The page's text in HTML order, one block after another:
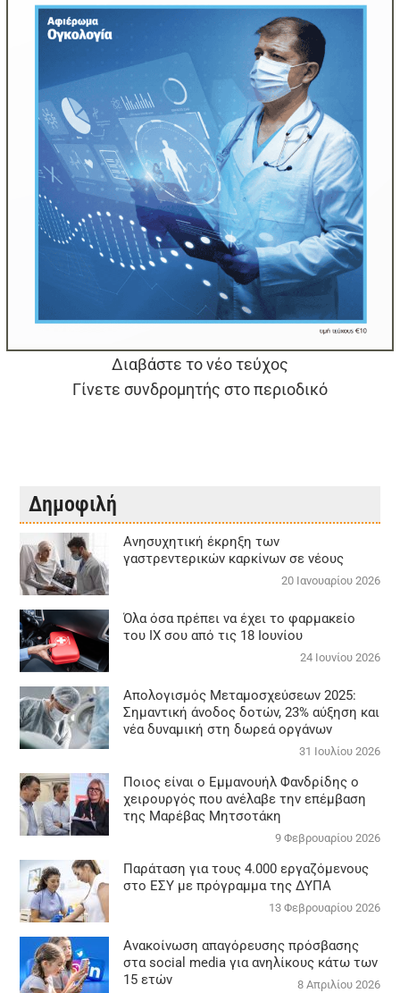
Διαβάστε το νέο τεύχος
Γίνετε συνδρομητής στο περιοδικό
Δημοφιλή
Aνησυχητική έκρηξη των
γαστρεντερικών καρκίνων σε νέους
20 Ιανουαρίου 2026
Όλα όσα πρέπει να έχει το φαρμακείο
του ΙΧ σου από τις 18 Ιουνίου
24 Ιουνίου 2026
Απολογισμός Μεταμοσχεύσεων 2025:
Σημαντική άνοδος δοτών, 23% αύξηση και
νέα δυναμική στη δωρεά οργάνων
31 Ιουλίου 2026
Ποιος είναι ο Εμμανουήλ Φανδρίδης ο
χειρουργός που ανέλαβε την επέμβαση
της Μαρέβας Μητσοτάκη
9 Φεβρουαρίου 2026
Παράταση για τους 4.000 εργαζόμενους
στο ΕΣΥ με πρόγραμμα της ΔΥΠΑ
13 Φεβρουαρίου 2026
Ανακοίνωση απαγόρευσης πρόσβασης
στα social media για ανηλίκους κάτω των
15 ετών
8 Απριλίου 2026